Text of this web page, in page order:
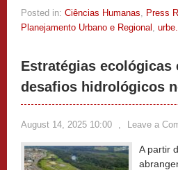
Posted in: Ciências Humanas, Press
Planejamento Urbano e Regional ,
Estratégias ecológicas
desafios hidrológicos
August 14, 2025 10:00 , Leave a
A partir